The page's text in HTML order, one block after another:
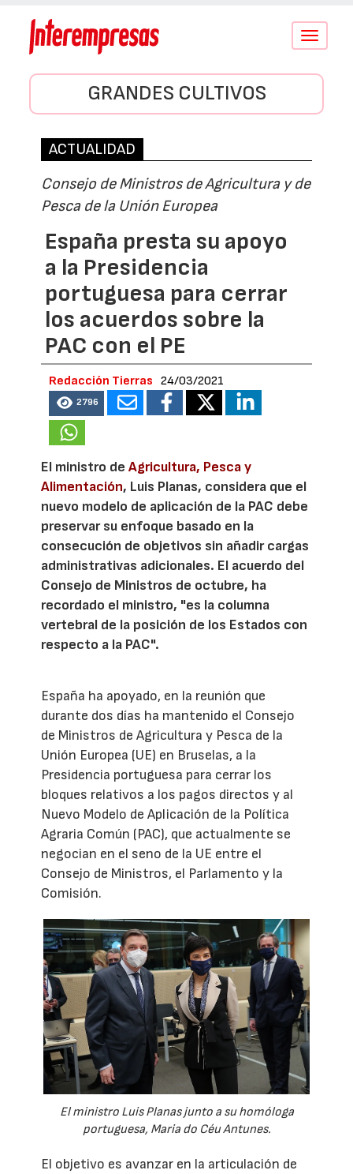
Conmutar
GRANDES CULTIVOS
ACTUALIDAD
Consejo de Ministros de Agricultura y de
Pesca de la Unión Europea
España presta su apoyo
a la Presidencia
portuguesa para cerrar
los acuerdos sobre la
PAC con el PE
Redacción Tierras 24/03/2021
2796
El ministro deAgricultura, Pesca y
Alimentación, Luis Planas, considera que el
nuevo modelo de aplicación de la PAC debe
preservar su enfoque basado en la
consecución de objetivos sin añadir cargas
administrativas adicionales. El acuerdo del
Consejo de Ministros de octubre, ha
recordado el ministro, "es la columna
vertebral de la posición de los Estados con
respecto a la PAC".
España ha apoyado, en la reunión que
durante dos días ha mantenido el Consejo
de Ministros de Agricultura y Pesca de la
Unión Europea (UE) en Bruselas, a la
Presidencia portuguesa para cerrar los
bloques relativos a los pagos directos y al
Nuevo Modelo de Aplicación de la Política
Agraria Común (PAC), que actualmente se
negocian en el seno de la UE entre el
Consejo de Ministros, el Parlamento y la
Comisión.
El ministro Luis Planas junto a su homóloga
portuguesa, Maria do Céu Antunes.
El objetivo es avanzar en la articulación de